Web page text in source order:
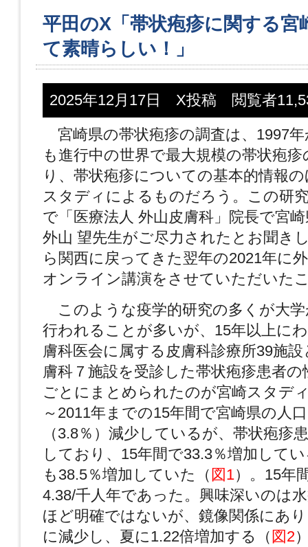
平田のX「帯状疱疹に関する宮
て素晴らしい！」
2025年12月17日 X投稿 閲覧者
宮崎県の帯状疱疹の調査は、1997
も進行中の世界で最大規模の帯状疱
り、帯状疱疹についての基本的情報
スタディによるものだろう。この研
で「医療法人 外山皮膚科」院長で宮
外山 望先生がご尽力されたとお聞き
ら関西に戻ってきた翌年の2021年に
オンライン講演をさせていただいた
このような疫学的研究の多くが大
行われることが多いが、15年以上に
膚科医会に属する皮膚科診療所39施
膚科７施設を受診した帯状疱疹患者の
ごとにまとめられたのが宮崎スタデ
～2011年までの15年間で宮崎県の人
（3.8％）減少しているが、帯状疱疹
しており、15年間で33.3％増加して
も38.5％増加していた（ 図1）。15年
4.38/千人年であった。興味深いのは
ほど明確ではないが、鏡像関係にあ
に減少し、夏に1.22倍増加する（ 図2